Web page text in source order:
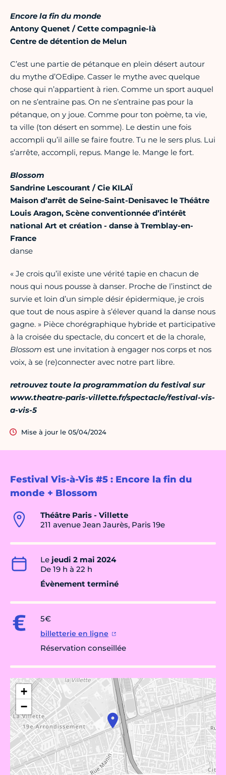
Festival Vis-à-Vis #5 : Encore la fin du
monde + Blossom
Théâtre Paris - Villette
211 avenue Jean Jaurès, Paris 19e
Le jeudi 2 mai 2024
De 19 h à 22 h
Évènement terminé
5€
billetterie en ligne
Réservation conseillée
+
−
Encore la fin du monde
Antony Quenet / Cette compagnie-là
Centre de détention de Melun
C’est une partie de pétanque en plein désert autour
du mythe d’OEdipe. Casser le mythe avec quelque
chose qui n’appartient à rien. Comme un sport auquel
on ne s’entraine pas. On ne s’entraine pas pour la
pétanque, on y joue. Comme pour ton poème, ta vie,
ta ville (ton désert en somme). Le destin une fois
accompli qu’il aille se faire foutre. Tu ne le sers plus. Lui
s’arrête, accompli, repus. Mange le. Mange le fort.
Blossom
Sandrine Lescourant / Cie KILAÏ
Maison d’arrêt de Seine-Saint-Denisavec le Théâtre
Louis Aragon, Scène conventionnée d’intérêt
national Art et création - danse à Tremblay-en-
France
danse
« Je crois qu’il existe une vérité tapie en chacun de
nous qui nous pousse à danser. Proche de l’instinct de
survie et loin d’un simple désir épidermique, je crois
que tout de nous aspire à s’élever quand la danse nous
gagne. » Pièce chorégraphique hybride et participative
à la croisée du spectacle, du concert et de la chorale,
Blossom est une invitation à engager nos corps et nos
voix, à se (re)connecter avec notre part libre.
retrouvez toute la programmation du festival sur
www.theatre-paris-villette.fr/spectacle/festival-vis-
a-vis-5
Mise à jour le 05/04/2024